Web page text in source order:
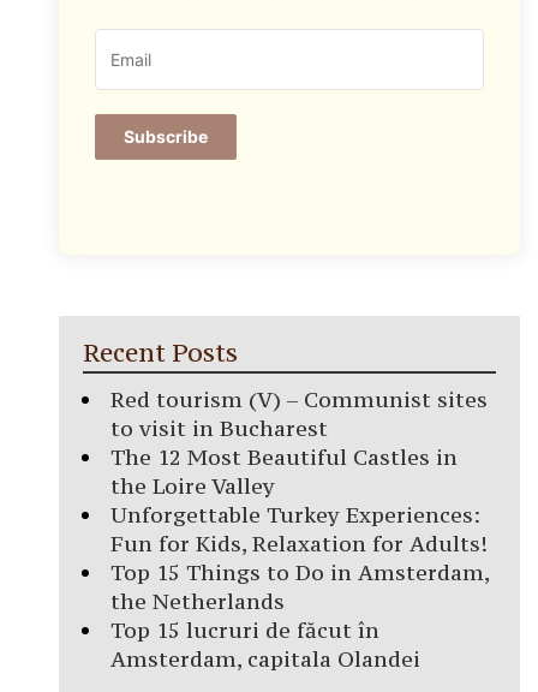
Subscribe
Recent Posts
Red tourism (V) – Communist sites
to visit in Bucharest
The 12 Most Beautiful Castles in
the Loire Valley
Unforgettable Turkey Experiences:
Fun for Kids, Relaxation for Adults!
Top 15 Things to Do in Amsterdam,
the Netherlands
Top 15 lucruri de făcut în
Amsterdam, capitala Olandei